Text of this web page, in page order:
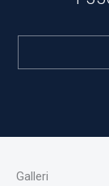
Galleri